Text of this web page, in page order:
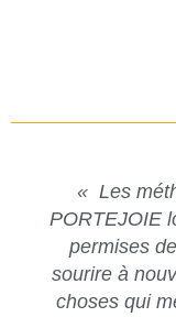
« Les
PORTEJOIE
permises
sourire à
choses qui